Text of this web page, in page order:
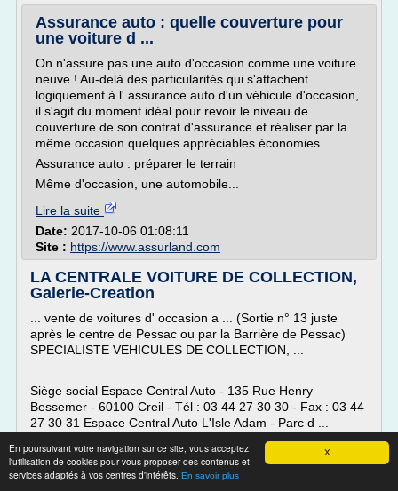
X
En poursuivant votre navigation sur ce site, vous acceptez
l'utilisation de cookies pour vous proposer des contenus et
services adaptés à vos centres d'intérêts. En savoir plus
Assurance auto : quelle couverture pour
une voiture d ...
On n'assure pas une auto d'occasion comme une voiture
neuve ! Au-delà des particularités qui s'attachent
logiquement à l' assurance auto d'un véhicule d'occasion,
il s'agit du moment idéal pour revoir le niveau de
couverture de son contrat d'assurance et réaliser par la
même occasion quelques appréciables économies.
Assurance auto : préparer le terrain
Même d'occasion, une automobile...
Lire la suite
Date: 2017-10-06 01:08:11
Site : https://www.assurland.com
LA CENTRALE VOITURE DE COLLECTION,
Galerie-Creation
... vente de voitures d' occasion a ... (Sortie n° 13 juste
après le centre de Pessac ou par la Barrière de Pessac)
SPECIALISTE VEHICULES DE COLLECTION, ...
Siège social Espace Central Auto - 135 Rue Henry
Bessemer - 60100 Creil - Tél : 03 44 27 30 30 - Fax : 03 44
27 30 31 Espace Central Auto L'Isle Adam - Parc d ...
Seulement voilà, ces jolies voitures de collection, ... la carte
grise de collection peut être également exigée et une